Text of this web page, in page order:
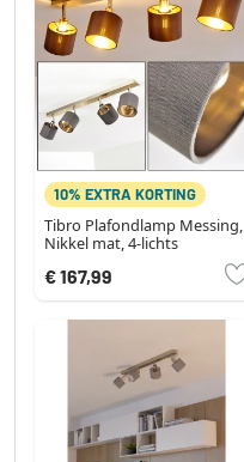
10% EXTRA KORTING
Tibro Plafondlamp Messing,
Nikkel mat, 4-lichts
€ 167,99